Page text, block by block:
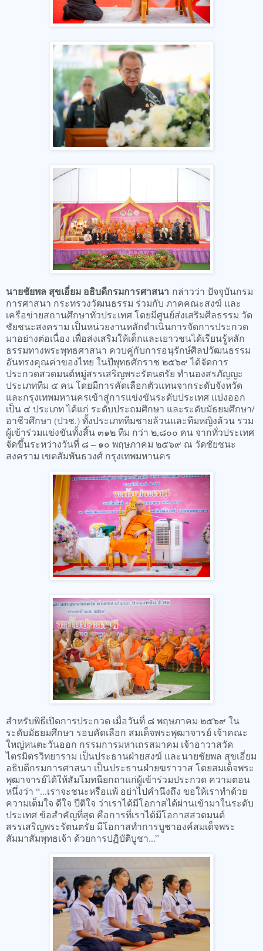
นายชัยพล สุขเอี่ยม อธิบดีกรมการศาสนา กล่าวว่า ปัจจุบันกรม
การศาสนา กระทรวงวัฒนธรรม ร่วมกับ ภาคคณะสงฆ์ และ
เครือข่ายสถานศึกษาทั่วประเทศ โดยมีศูนย์ส่งเสริมศีลธรรม วัด
ชัยชนะสงคราม เป็นหน่วยงานหลักดำเนินการจัดการประกวด
มาอย่างต่อเนื่อง เพื่อส่งเสริมให้เด็กและเยาวชนได้เรียนรู้หลัก
ธรรมทางพระพุทธศาสนา ควบคู่กับการอนุรักษ์ศิลปวัฒนธรรม
อันทรงคุณค่าของไทย ในปีพุทธศักราช ๒๕๖๙ ได้จัดการ
ประกวดสวดมนต์หมู่สรรเสริญพระรัตนตรัย ทำนองสรภัญญะ
ประเภททีม ๕ คน โดยมีการคัดเลือกตัวแทนจากระดับจังหวัด
และกรุงเทพมหานครเข้าสู่การแข่งขันระดับประเทศ แบ่งออก
เป็น ๔ ประเภท ได้แก่ ระดับประถมศึกษา และระดับมัธยมศึกษา/
อาชีวศึกษา (ปวช.) ทั้งประเภททีมชายล้วนและทีมหญิงล้วน รวม
ผู้เข้าร่วมแข่งขันทั้งสิ้น ๓๑๒ ทีม กว่า ๒,๘๐๐ คน จากทั่วประเทศ
จัดขึ้นระหว่างวันที่ ๘ – ๑๐ พฤษภาคม ๒๕๖๙ ณ วัดชัยชนะ
สงคราม เขตสัมพันธวงศ์ กรุงเทพมหานคร
สำหรับพิธีเปิดการประกวด เมื่อวันที่ ๘ พฤษภาคม ๒๕๖๙ ใน
ระดับมัธยมศึกษา รอบคัดเลือก สมเด็จพระพุฒาจารย์ เจ้าคณะ
ใหญ่หนตะวันออก กรรมการมหาเถรสมาคม เจ้าอาวาสวัด
ไตรมิตรวิทยาราม เป็นประธานฝ่ายสงฆ์ และนายชัยพล สุขเอี่ยม
อธิบดีกรมการศาสนา เป็นประธานฝ่ายฆราวาส โดยสมเด็จพระ
พุฒาจารย์ได้ให้สัมโมทนียกถาแก่ผู้เข้าร่วมประกวด ความตอน
หนึ่งว่า “...เราจะชนะหรือแพ้ อย่าไปคำนึงถึง ขอให้เราทำด้วย
ความเต็มใจ ดีใจ ปีติใจ ว่าเราได้มีโอกาสได้ผ่านเข้ามาในระดับ
ประเทศ ข้อสำคัญที่สุด คือการที่เราได้มีโอกาสสวดมนต์
สรรเสริญพระรัตนตรัย มีโอกาสทำการบูชาองค์สมเด็จพระ
สัมมาสัมพุทธเจ้า ด้วยการปฏิบัติบูชา...”